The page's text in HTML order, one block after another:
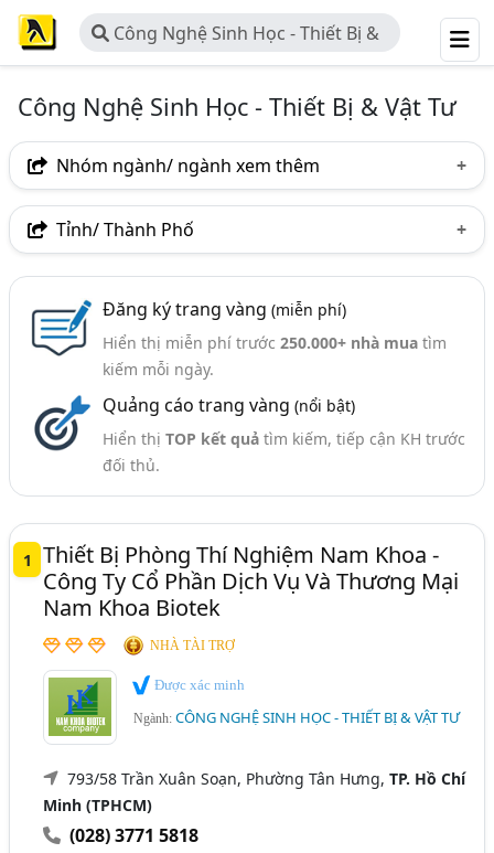
Công Nghệ Sinh Học - Thiết Bị &
Vật Tư
Công Nghệ Sinh Học - Thiết Bị & Vật Tư
Nhóm ngành/ ngành xem thêm
Ngành nghề
Ngành xem thêm
Chế Phẩm Sinh Học (142)
Tỉnh/ Thành Phố
Bình Dương
Lâm Đồng
Tp. Đà Nẵng
TP. Cần Thơ
Đăng ký trang vàng (miễn phí)
Hiển thị miễn phí trước 250.000+ nhà muatìm
kiếm mỗi ngày.
Quảng cáo trang vàng (nổi bật)
Hiển thị TOP kết quảtìm kiếm, tiếp cận KH trước
đối thủ.
1
Thiết Bị Phòng Thí Nghiệm Nam Khoa -
Công Ty Cổ Phần Dịch Vụ Và Thương Mại
Nam Khoa Biotek
NHÀ TÀI TRỢ
Được xác minh
Ngành:CÔNG NGHỆ SINH HỌC - THIẾT BỊ & VẬT TƯ
793/58 Trần Xuân Soạn, Phường Tân Hưng,TP. Hồ Chí
Minh (TPHCM)
(028) 3771 5818